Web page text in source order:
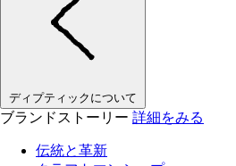
ディプティックについて
ブランドストーリー 詳細をみる
伝統と革新